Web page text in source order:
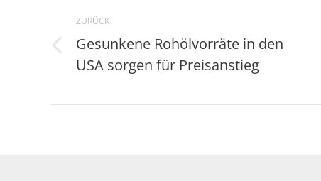
ZURÜCK
Vorheriger
Beitrag:
Gesunkene Rohölvorräte in den
USA sorgen für Preisanstieg